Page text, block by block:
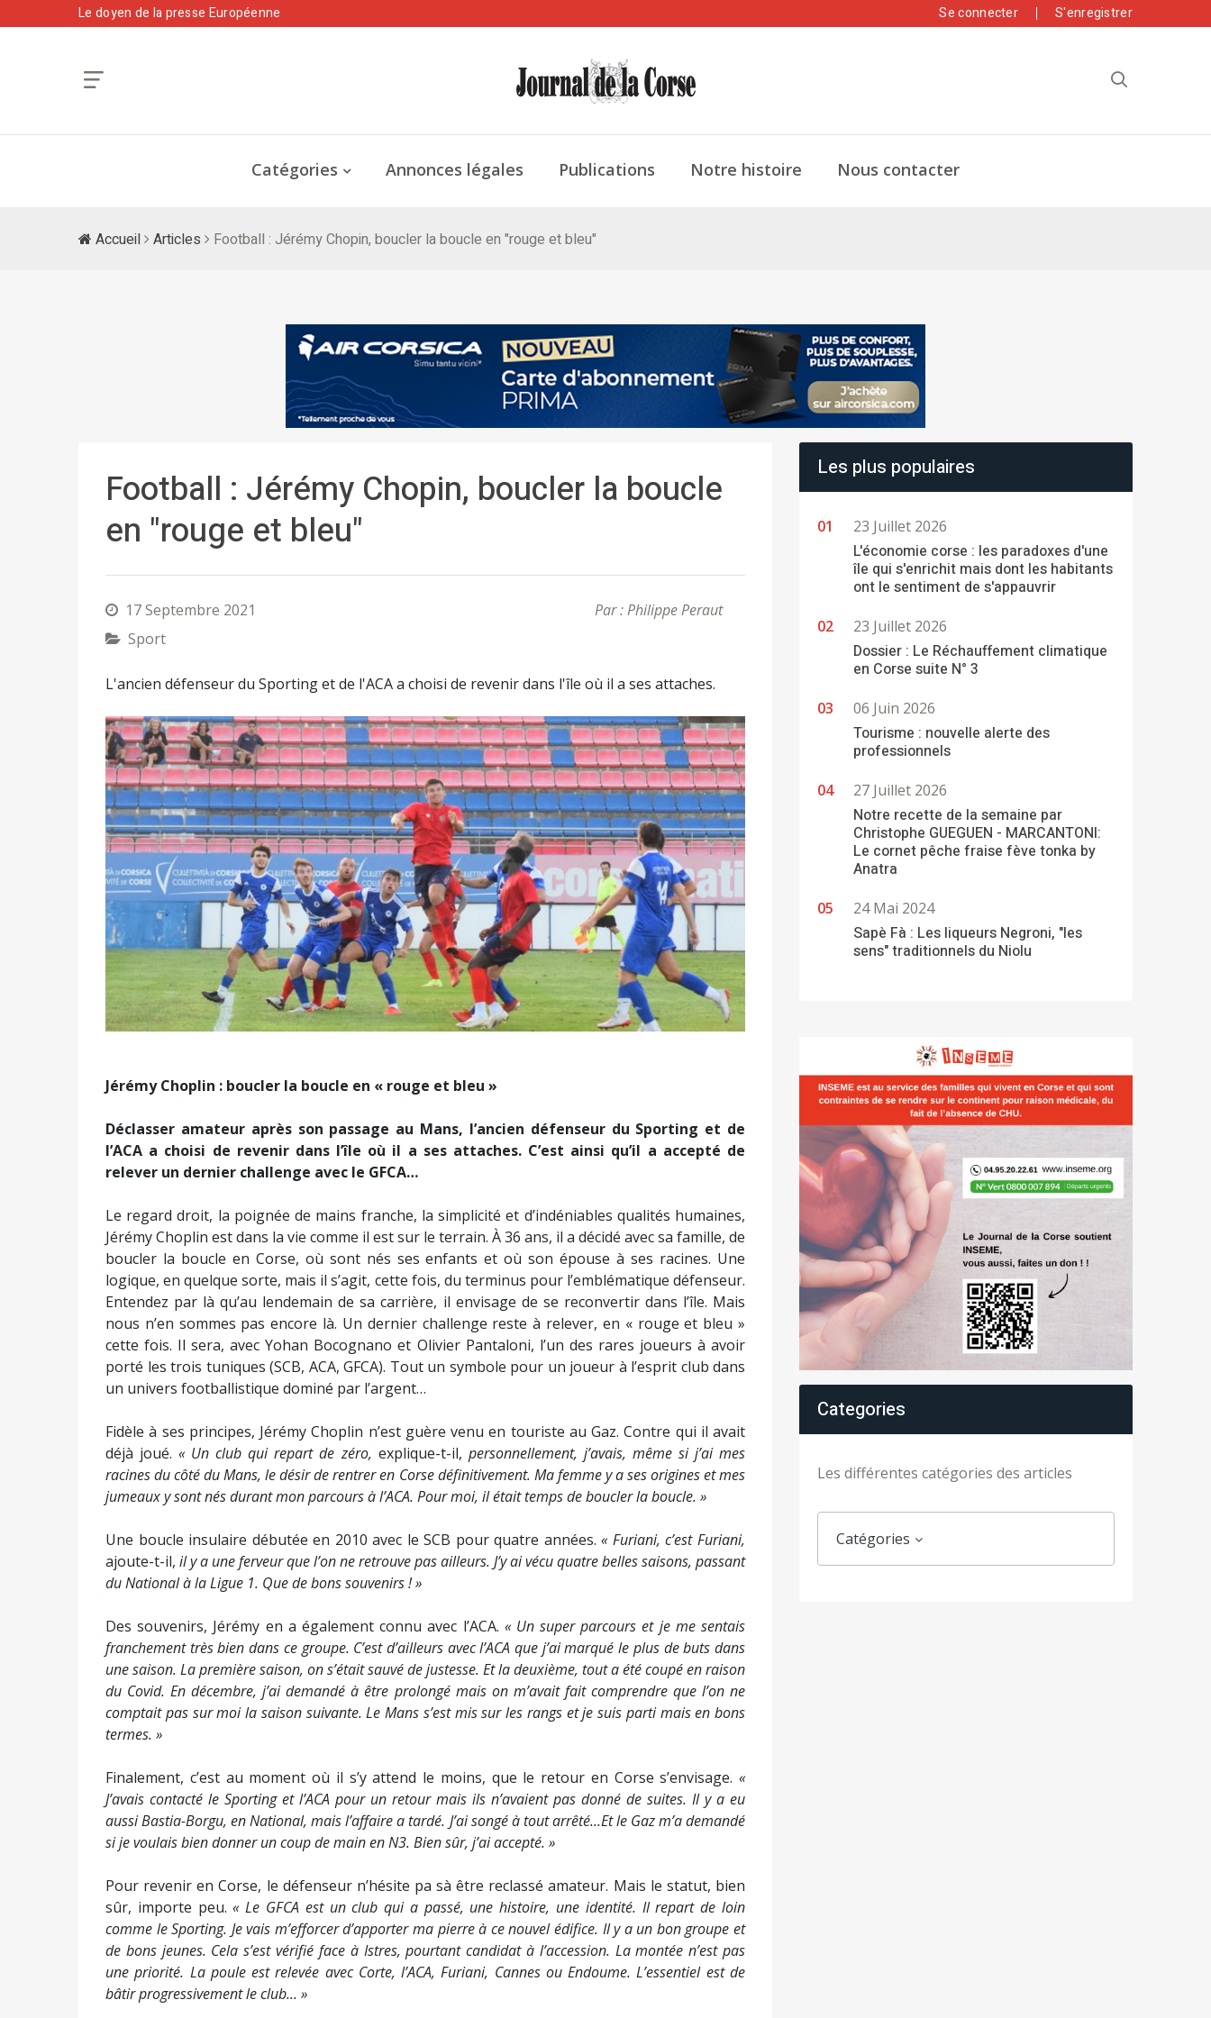
Le doyen de la presse Européenne Se connecter S'enregistrer
Catégories Annonces légales Publications Notre histoire Nous contacter
Accueil Articles Football : Jérémy Chopin, boucler la boucle en "rouge et bleu"
Football : Jérémy Chopin, boucler la boucle
en "rouge et bleu"
17 Septembre 2021
Par : Philippe Peraut
Sport
L'ancien défenseur du Sporting et de l'ACA a choisi de revenir dans l'île où il a ses attaches.
Jérémy Choplin : boucler la boucle en « rouge et bleu »
Déclasser amateur après son passage au Mans, l’ancien défenseur du Sporting et de
l’ACA a choisi de revenir dans l’île où il a ses attaches. C’est ainsi qu’il a accepté de
relever un dernier challenge avec le GFCA…
Le regard droit, la poignée de mains franche, la simplicité et d’indéniables qualités humaines,
Jérémy Choplin est dans la vie comme il est sur le terrain. À 36 ans, il a décidé avec sa famille, de
boucler la boucle en Corse, où sont nés ses enfants et où son épouse à ses racines. Une
logique, en quelque sorte, mais il s’agit, cette fois, du terminus pour l’emblématique défenseur.
Entendez par là qu’au lendemain de sa carrière, il envisage de se reconvertir dans l’île. Mais
nous n’en sommes pas encore là. Un dernier challenge reste à relever, en « rouge et bleu »
cette fois. Il sera, avec Yohan Bocognano et Olivier Pantaloni, l’un des rares joueurs à avoir
porté les trois tuniques (SCB, ACA, GFCA). Tout un symbole pour un joueur à l’esprit club dans
un univers footballistique dominé par l’argent…
Fidèle à ses principes, Jérémy Choplin n’est guère venu en touriste au Gaz. Contre qui il avait
déjà joué.« Un club qui repart de zéro, explique-t-il, personnellement, j’avais, même si j’ai mes
racines du côté du Mans, le désir de rentrer en Corse définitivement. Ma femme y a ses origines et mes
jumeaux y sont nés durant mon parcours à l’ACA. Pour moi, il était temps de boucler la boucle. »
Une boucle insulaire débutée en 2010 avec le SCB pour quatre années.« Furiani, c’est Furiani,
ajoute-t-il, il y a une ferveur que l’on ne retrouve pas ailleurs. J’y ai vécu quatre belles saisons, passant
du National à la Ligue 1. Que de bons souvenirs ! »
Des souvenirs, Jérémy en a également connu avec l’ACA. « Un super parcours et je me sentais
franchement très bien dans ce groupe. C’est d’ailleurs avec l’ACA que j’ai marqué le plus de buts dans
une saison. La première saison, on s’était sauvé de justesse. Et la deuxième, tout a été coupé en raison
du Covid. En décembre, j’ai demandé à être prolongé mais on m’avait fait comprendre que l’on ne
comptait pas sur moi la saison suivante. Le Mans s’est mis sur les rangs et je suis parti mais en bons
termes. »
Finalement, c’est au moment où il s’y attend le moins, que le retour en Corse s’envisage. «
J’avais contacté le Sporting et l’ACA pour un retour mais ils n’avaient pas donné de suites. Il y a eu
aussi Bastia-Borgu, en National, mais l’affaire a tardé. J’ai songé à tout arrêté...Et le Gaz m’a demandé
si je voulais bien donner un coup de main en N3. Bien sûr, j’ai accepté. »
Pour revenir en Corse, le défenseur n’hésite pa sà être reclassé amateur. Mais le statut, bien
sûr, importe peu.« Le GFCA est un club qui a passé, une histoire, une identité. Il repart de loin
comme le Sporting. Je vais m’efforcer d’apporter ma pierre à ce nouvel édifice. Il y a un bon groupe et
de bons jeunes. Cela s’est vérifié face à Istres, pourtant candidat à l’accession. La montée n’est pas
une priorité. La poule est relevée avec Corte, l’ACA, Furiani, Cannes ou Endoume. L’essentiel est de
bâtir progressivement le club... »
Les plus populaires
23 Juillet 2026
L'économie corse : les paradoxes d'une
île qui s'enrichit mais dont les habitants
ont le sentiment de s'appauvrir
23 Juillet 2026
Dossier : Le Réchauffement climatique
en Corse suite N° 3
06 Juin 2026
Tourisme : nouvelle alerte des
professionnels
27 Juillet 2026
Notre recette de la semaine par
Christophe GUEGUEN - MARCANTONI:
Le cornet pêche fraise fève tonka by
Anatra
24 Mai 2024
Sapè Fà : Les liqueurs Negroni, "les
sens" traditionnels du Niolu
Categories
Les différentes catégories des articles
Catégories